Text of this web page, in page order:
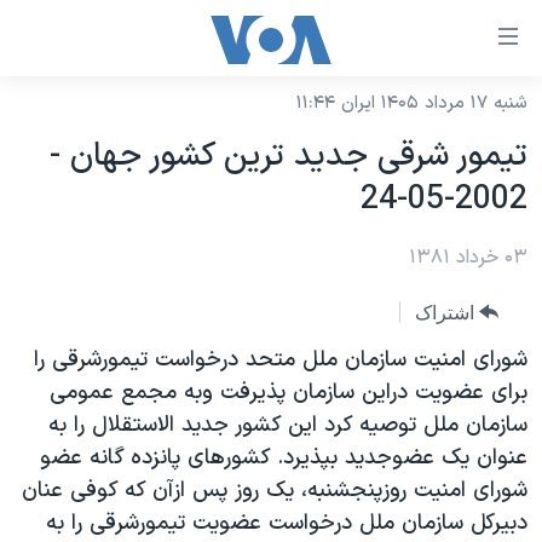
لینکهای
دسترسی
جهش
محتوای
اصلی
صفحه
اصلی
جهش
به
جستجو
نسخه سبک وب‌سایت
موضوع ها
ایران
آمریکا
جهان
ورزشی
گزیده‌ها
ویژه برنامه‌ها
ویدیوها
برنامه های تلویزیونی
جدول برنامه ها
صفحه‌های ویژه
جام جهانی ۲۰۲۶
عملیات خشم حماسی
۲۵۰سالگی آمریکا
بایگانی برنامه‌های تلویزیونی
فرکانس‌های صدای آمریکا
پخش رادیویی
یادگیری زبان انگلیسی
شنبه ۱۷ مرداد ۱۴۰۵ ایران ۱۱:۴۴
تيمور شرقی جديد ترين کشور جهان -
2002-05-24
۰۳ خرداد ۱۳۸۱
اشتراک
شورای امنيت سازمان ملل متحد درخواست تيمورشرقی را
برای عضويت دراين سازمان پذيرفت وبه مجمع عمومی
سازمان ملل توصيه کرد اين کشور جديد الاستقلال را به
عنوان يک عضوجديد بپذيرد. کشورهای پانزده گانه عضو
شورای امنيت روزپنجشنبه، يک روز پس ازآن که کوفی عنان
دبيرکل سازمان ملل درخواست عضويت تيمورشرقی را به